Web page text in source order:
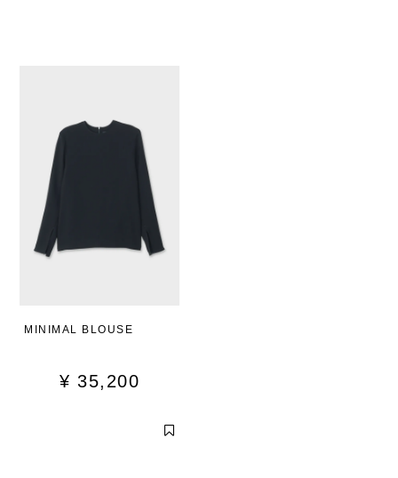
MINIMAL BLOUSE
¥ 35,200